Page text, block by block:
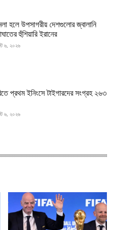
হলে উপসাগরীয় দেশগুলোর জ্বালানি
হুঁশিয়ারি ইরানের
৬, ২০২৬
প্রথম ইনিংসে টাইগারদের সংগ্রহ ২৬৩
৬, ২০২৬